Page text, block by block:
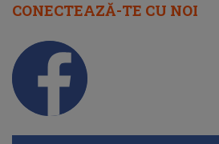
CONECTEAZĂ-TE CU NOI